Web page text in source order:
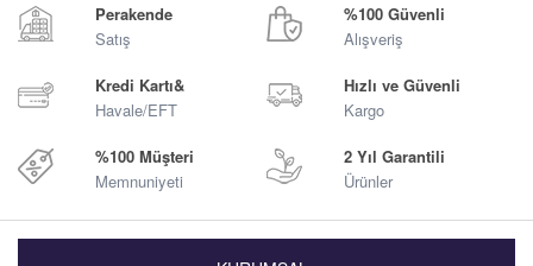
Perakende
Satış
%100 Güvenli
Alışveriş
Kredi Kartı&
Havale/EFT
Hızlı ve Güvenli
Kargo
%100 Müşteri
Memnuniyeti
2 Yıl Garantili
Ürünler